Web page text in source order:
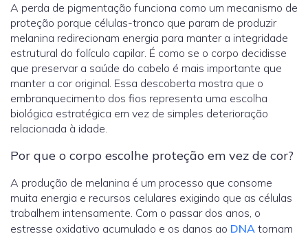
A perda de pigmentação funciona como um mecanismo de
proteção porque células-tronco que param de produzir
melanina redirecionam energia para manter a integridade
estrutural do folículo capilar. É como se o corpo decidisse
que preservar a saúde do cabelo é mais importante que
manter a cor original. Essa descoberta mostra que o
embranquecimento dos fios representa uma escolha
biológica estratégica em vez de simples deterioração
relacionada à idade.
Por que o corpo escolhe proteção em vez de cor?
A produção de melanina é um processo que consome
muita energia e recursos celulares exigindo que as células
trabalhem intensamente. Com o passar dos anos, o
estresse oxidativo acumulado e os danos ao DNA tornam